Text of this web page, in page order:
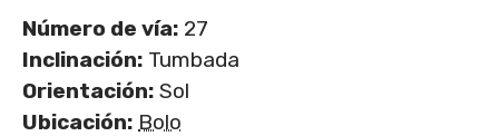
Número de vía: 27
Inclinación: Tumbada
Orientación: Sol
Ubicación: Bolo